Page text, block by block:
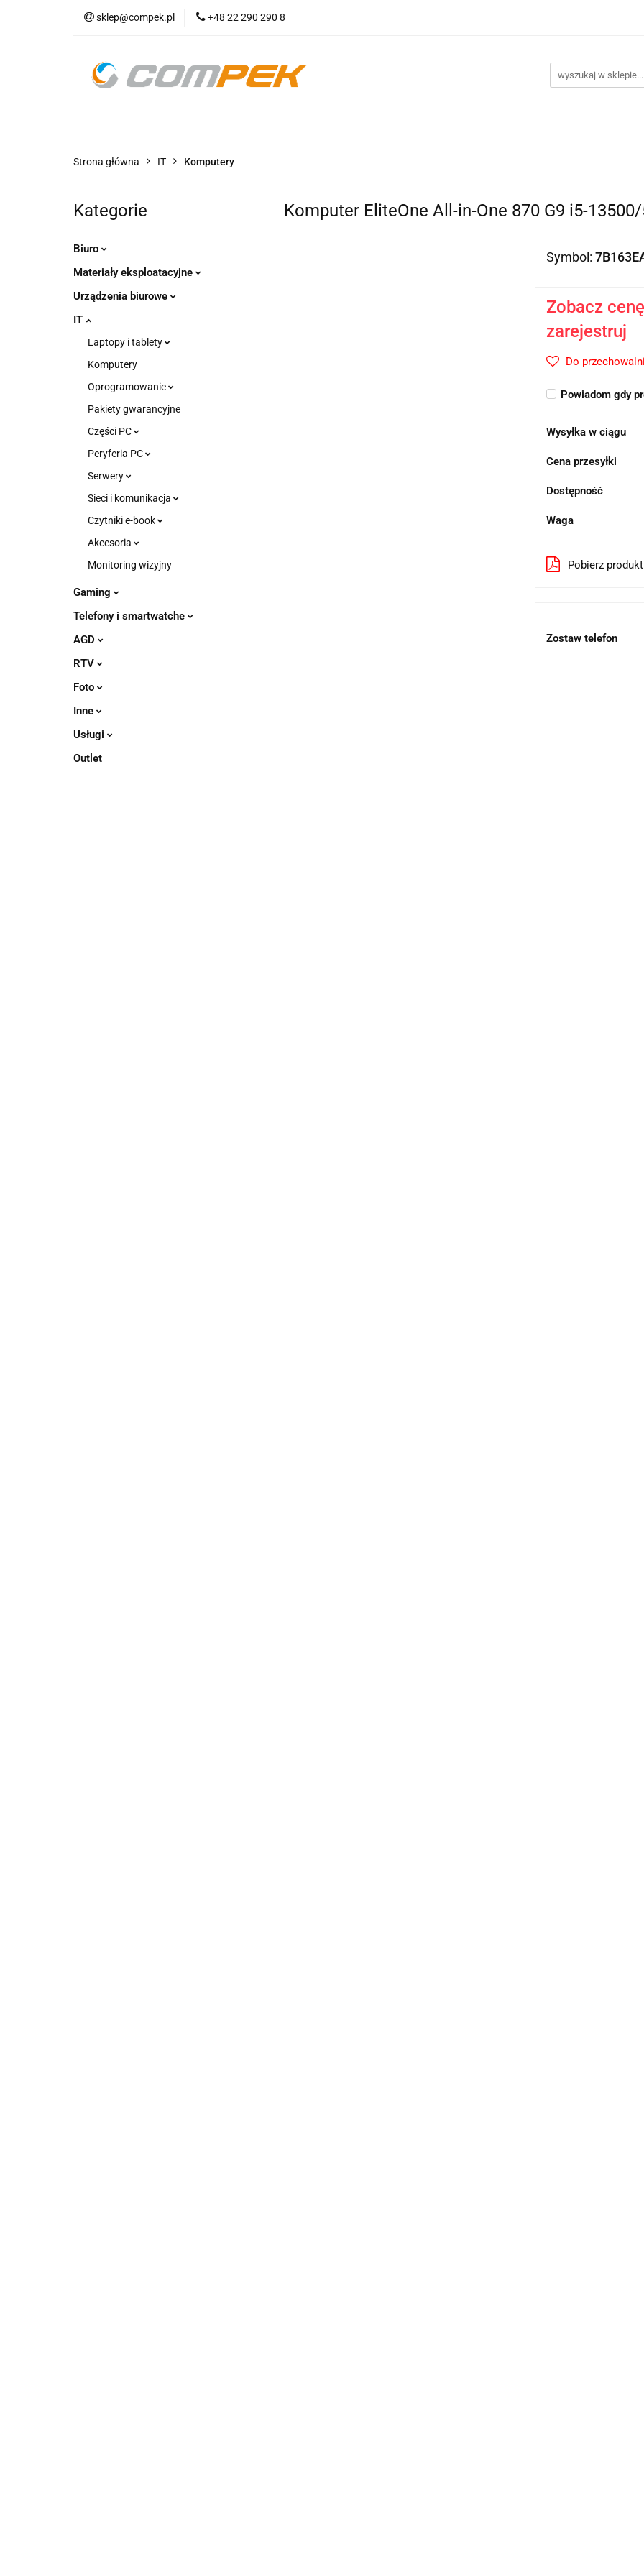
sklep@compek.pl +48 22 290 290 8
O nas
Strona główna IT Komputery
Kategorie
Biuro
Materiały eksploatacyjne
Urządzenia biurowe
IT
Laptopy i tablety
Komputery
Oprogramowanie
Pakiety gwarancyjne
Części PC
Peryferia PC
Serwery
Sieci i komunikacja
Czytniki e-book
Akcesoria
Monitoring wizyjny
Gaming
Telefony i smartwatche
AGD
RTV
Foto
Inne
Usługi
Outlet
Komputer EliteOne All-in-One 870 G9 i5-
Symbol:
Zobacz
zarejestruj
Do przechowalni
Powiadom gdy
Wysyłka w ciągu
Cena przesyłki
Dostępność
Waga
Pobierz
Zostaw telefon